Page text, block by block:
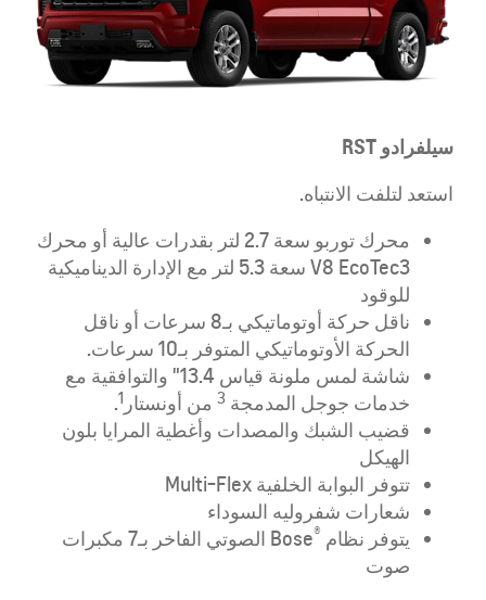
سيلفرادو RST
استعد لتلفت الانتباه.
محرك توربو سعة 2.7 لتر بقدرات عالية أو محرك
V8 EcoTec3 سعة 5.3 لتر مع الإدارة الديناميكية
للوقود
ناقل حركة أوتوماتيكي بـ8 سرعات أو ناقل
الحركة الأوتوماتيكي المتوفر بـ10 سرعات.
شاشة لمس ملونة قياس 13.4" والتوافقية مع
خدمات جوجل المدمجة 3 من أونستار 1
.
قضيب الشبك والمصدات وأغطية المرايا بلون
الهيكل
تتوفر البوابة الخلفية Multi-Flex
شعارات شفروليه السوداء
يتوفر نظام ®
Bose الصوتي الفاخر بـ7 مكبرات
صوت